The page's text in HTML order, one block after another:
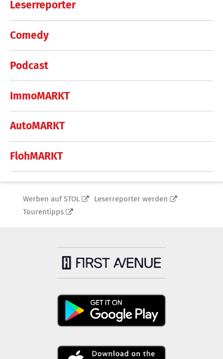
Leserreporter
Comedy
Podcast
ImmoMARKT
AutoMARKT
FlohMARKT
Werben auf STOL
Leserreporter werden
Tourentipps